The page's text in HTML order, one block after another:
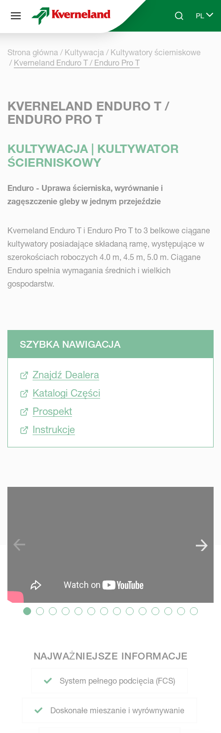
Skip to main contentSearchPL
Select
Strona główna Kultywacja
Kultywatory ścierniskowe
Kverneland Enduro T / Enduro Pro T
KVERNELAND ENDURO T /
ENDURO PRO T
KULTYWACJA | KULTYWATOR
ŚCIERNISKOWY
Enduro - Uprawa ścierniska, wyrównanie i
zagęszczenie gleby w jednym przejeździe
Kverneland Enduro T i Enduro Pro T to 3 belkowe ciągane
kultywatory posiadające składaną ramę, występujące w
szerokościach roboczych 4.0 m, 4.5 m, 5.0 m. Ciągane
Enduro spełnia wymagania średnich i wielkich
gospodarstw.
SZYBKA NAWIGACJA
Znajdź Dealera
Katalogi Części
Prospekt
Instrukcje
NAJWAŻNIEJSZE INFORMACJE
System pełnego podcięcia (FCS)
Doskonałe mieszanie i wyrównywanie
Panel zarządzania plikami cookies